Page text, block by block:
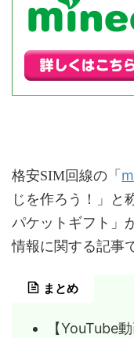
格安SIM回線の「
じを作ろう！」と
パケットギフト」
情報に関する記事
まとめ
【YouTube